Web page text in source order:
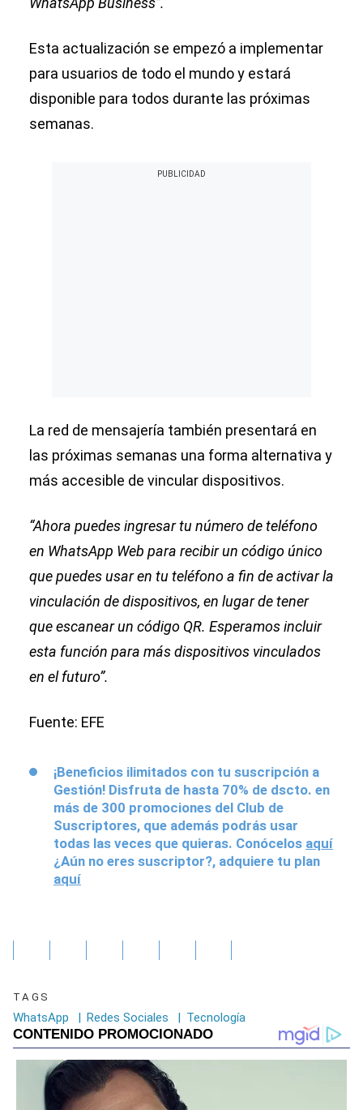
Esta actualización se empezó a implementar
para usuarios de todo el mundo y estará
disponible para todos durante las próximas
semanas.
La red de mensajería también presentará en
las próximas semanas una forma alternativa y
más accesible de vincular dispositivos.
“Ahora puedes ingresar tu número de teléfono
en WhatsApp Web para recibir un código único
que puedes usar en tu teléfono a fin de activar la
vinculación de dispositivos, en lugar de tener
que escanear un código QR. Esperamos incluir
esta función para más dispositivos vinculados
en el futuro”.
Fuente: EFE
¡Beneficios ilimitados con tu suscripción a
Gestión! Disfruta de hasta 70% de dscto. en
más de 300 promociones del Club de
Suscriptores, que además podrás usar
todas las veces que quieras. Conócelos aquí
¿Aún no eres suscriptor?, adquiere tu plan
aquí
TAGS
WhatsApp | Redes Sociales | Tecnología